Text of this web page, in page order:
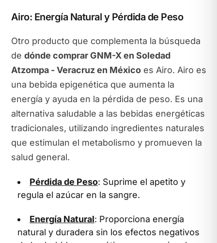
Airo: Energía Natural y Pérdida de Peso
Otro producto que complementa la búsqueda
de dónde comprar GNM-X en Soledad
Atzompa - Veracruz en Méxicoes Airo. Airo es
una bebida epigenética que aumenta la
energía y ayuda en la pérdida de peso. Es una
alternativa saludable a las bebidas energéticas
tradicionales, utilizando ingredientes naturales
que estimulan el metabolismo y promueven la
salud general.
Pérdida de Peso: Suprime el apetito y
regula el azúcar en la sangre.
Energía Natural: Proporciona energía
natural y duradera sin los efectos negativos